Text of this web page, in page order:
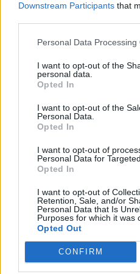
Downstream Participants that
Personal Data Processing
I want to opt-out of the
personal data.
Opted In
I want to opt-out of the
Personal Data.
Opted In
I want to opt-out of
Personal Data for
Opted In
I want to opt-out of
Retention, Sale, and/or
Personal Data that Is
Purposes for which it was
Opted Out
CONFIRM
ΔΕΙΤΕ ΕΠΙΣΗΣ
ΠΡΙΝ
του